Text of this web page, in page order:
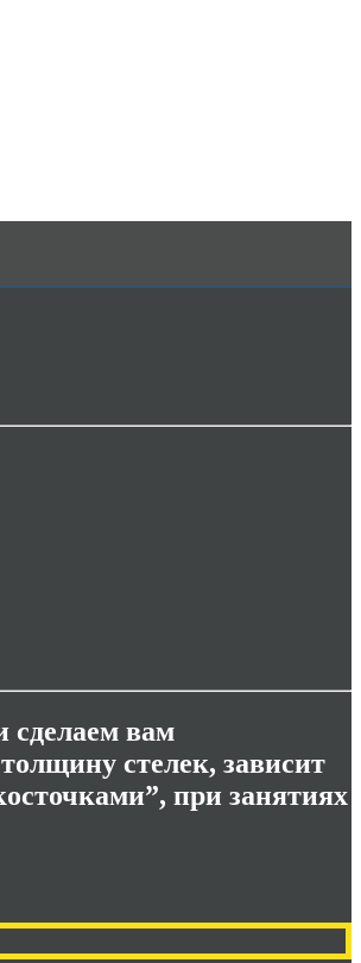
сделаем вам
стелек, зависит
при занятиях